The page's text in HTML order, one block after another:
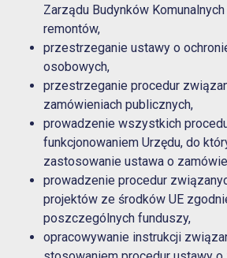
Zarządu Budynków
remontów,
przestrzeganie ustawy o
osobowych,
przestrzeganie procedur
zamówieniach publicznych,
prowadzenie wszystkich
funkcjonowaniem Urzędu, do
zastosowanie ustawa o
prowadzenie procedur
projektów ze środków UE
poszczególnych funduszy,
opracowywanie instrukcji